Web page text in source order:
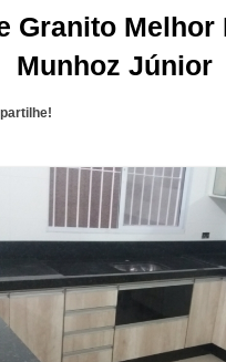
Granito Melhor
Munhoz Júnior